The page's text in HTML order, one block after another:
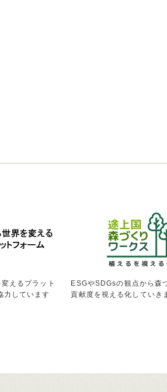
えるプラット
力しています
ESGやSDGsの観点から森
貢献度を視える化していき